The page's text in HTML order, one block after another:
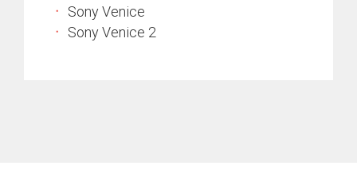
Sony Venice
Sony Venice 2